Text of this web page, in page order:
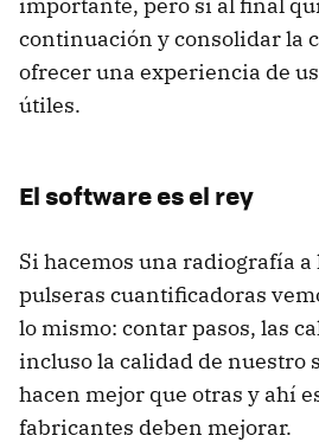
continuación y consolidar la
ofrecer una experiencia de
útiles.
El software es el rey
Si hacemos una radiografía a
pulseras cuantificadoras
lo mismo: contar pasos, las
incluso la calidad de nuestro
hacen mejor que otras y ahí
fabricantes deben mejorar.